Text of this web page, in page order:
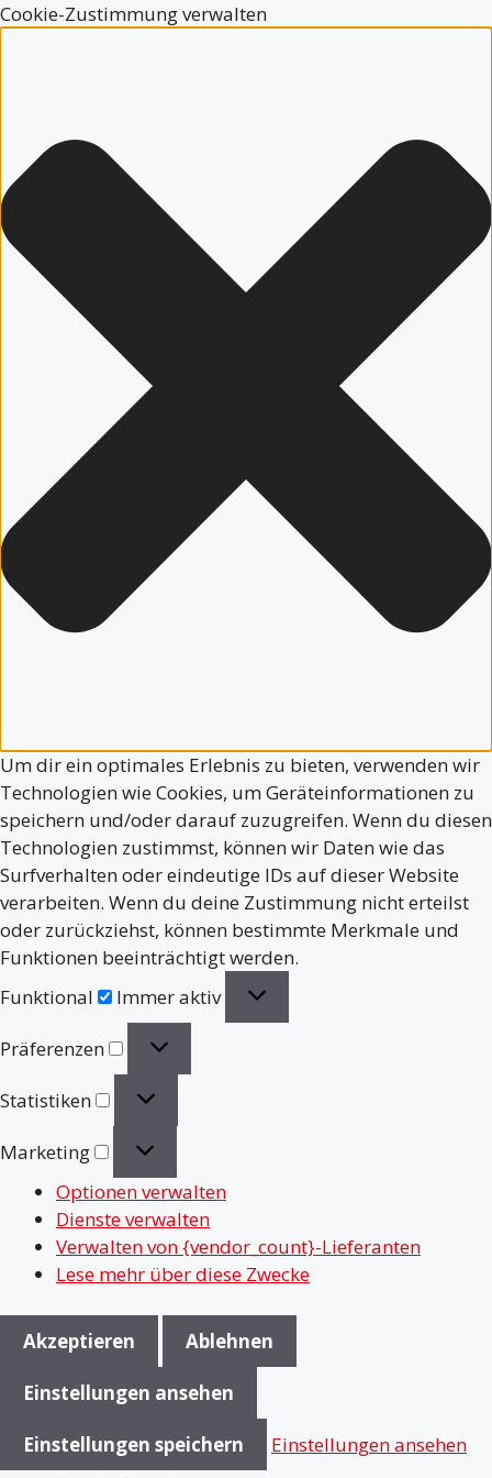
Cookie-Zustimmung verwalten
Um dir ein optimales Erlebnis zu bieten, verwenden wir
Technologien wie Cookies, um Geräteinformationen zu
speichern und/oder darauf zuzugreifen. Wenn du diesen
Technologien zustimmst, können wir Daten wie das
Surfverhalten oder eindeutige IDs auf dieser Website
verarbeiten. Wenn du deine Zustimmung nicht erteilst
oder zurückziehst, können bestimmte Merkmale und
Funktionen beeinträchtigt werden.
Funktional
Immer aktiv
Präferenzen
Statistiken
Marketing
Optionen verwalten
Dienste verwalten
Verwalten von {vendor_count}-Lieferanten
Lese mehr über diese Zwecke
Akzeptieren Ablehnen
Einstellungen ansehen
Einstellungen speichern
Einstellungen ansehen